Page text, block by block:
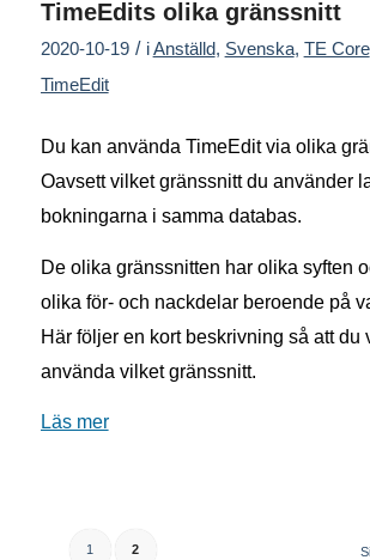
TimeEdits olika gränssnitt
2020-10-19 / iAnställd, Svenska, TE Core
TimeEdit
Du kan använda TimeEdit via olika
Oavsett vilket gränssnitt du använder
bokningarna i samma databas.
De olika gränssnitten har olika syften
olika för- och nackdelar beroende på
Här följer en kort beskrivning så att du
använda vilket gränssnitt.
Läs mer
1 2